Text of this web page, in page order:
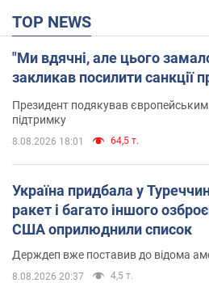
TOP NEWS
"Ми вдячні, але цього
закликав посилити санкції
Президент подякував
підтримку
8.08.2026 18:01 64,5 т.
Україна придбала у
ракет і багато іншого
США оприлюднили список
Держдеп вже поставив до відома
8.08.2026 20:37 4,5 т.